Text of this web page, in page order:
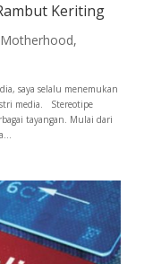
Keriting
Motherhood,
saya selalu menemukan
media. Stereotipe
tayangan. Mulai dari